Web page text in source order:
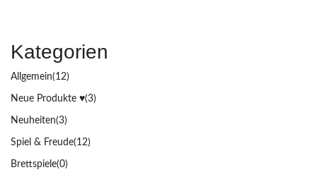
Kategorien
Allgemein(12)
Neue Produkte ♥️(3)
Neuheiten(3)
Spiel & Freude(12)
Brettspiele(0)